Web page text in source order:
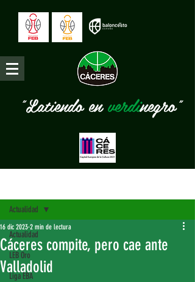
"Latiendo enverdinegro"
Actualidad
LEB Oro
Liga EBA
Actualidad
Cáceres compite, pero cae ante
Valladolid
16 dic 2023 2 min de lectura